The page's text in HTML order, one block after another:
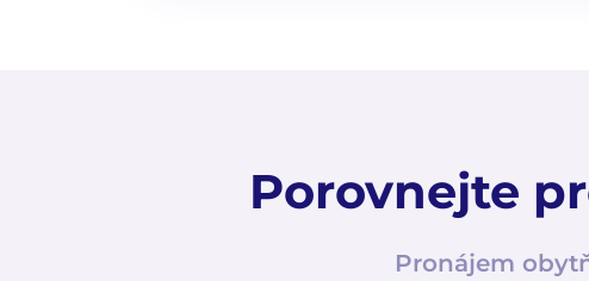
Porovnejte
Pronájem